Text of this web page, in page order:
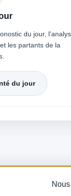
du jour,
les partants de la
du jour
Pronostics